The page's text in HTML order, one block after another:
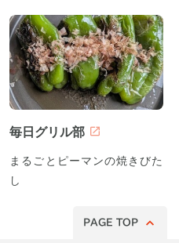
毎日グリル部
まるごとピーマンの焼きびた
し
PAGE TOP